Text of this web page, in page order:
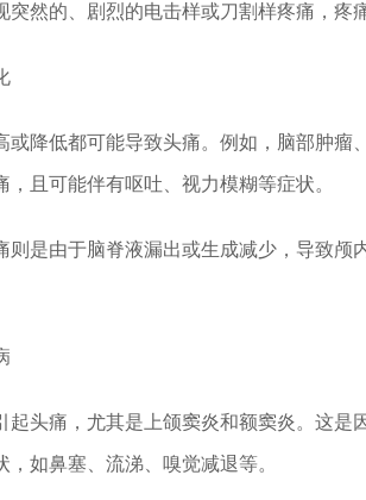
突然的、剧烈的电击样或刀割样疼痛，疼
或降低都可能导致头痛。例如，脑部肿
，且可能伴有呕吐、视力模糊等症状。
则是由于脑脊液漏出或生成减少，导致
起头痛，尤其是上颌窦炎和额窦炎。这
，如鼻塞、流涕、嗅觉减退等。